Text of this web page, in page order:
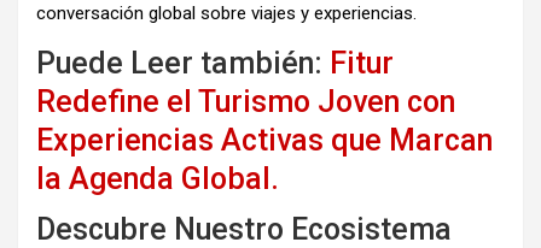
conversación global sobre viajes y experiencias.
Puede Leer también: Fitur
Redefine el Turismo Joven con
Experiencias Activas que Marcan
la Agenda Global.
Descubre Nuestro Ecosistema